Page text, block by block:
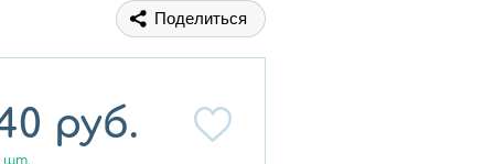
Поделиться
руб.